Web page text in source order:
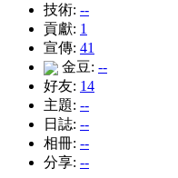
技術: --
貢獻: 1
宣傳: 41
金豆: --
好友: 14
主題: --
日誌: --
相冊: --
分享: --